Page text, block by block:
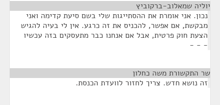
יוליה שמאלוב-ברקוביץ
נכון. אני אומרת את ההסתייגות שלי בשם סיעת קדימה ואני
מבקשת, אם אפשר, להכניס את זה כרגע. אין לי בעיה להגיש
הצעת חוק פרטית, אבל אם אנחנו כבר מתעסקים בזה עכשיו
- - -
שר התקשורת משה כחלון
זה נושא חדש. צריך לחזור לוועדת הכנסת.